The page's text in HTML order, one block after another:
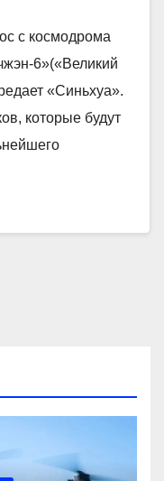
с космодрома
6»(«Великий
«Синьхуа».
которые будут